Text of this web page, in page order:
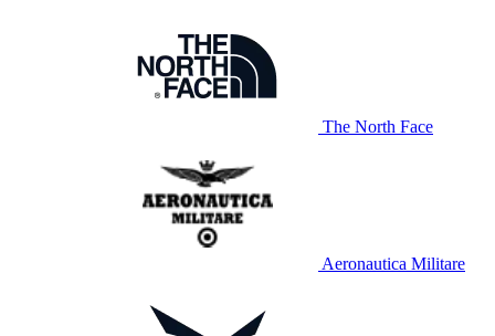
The North Face
Aeronautica Militare